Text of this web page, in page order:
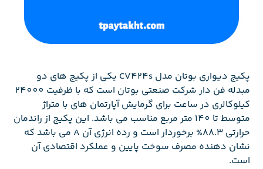
پکیج دیواری بوتان مدل CV424s یکی از پکیج های دو
مبدله فن دار شرکت صنعتی بوتان است که با ظرفیت 24000
کیلوکالری در ساعت برای گرمایش آپارتمان های با متراژ
متوسط تا 140 متر مربع مناسب می باشد. این پکیج از راندمان
حرارتی 88.3% برخوردار است و رده انرژی آن A می باشد که
نشان دهنده مصرف سوخت پایین و عملکرد اقتصادی آن
است.